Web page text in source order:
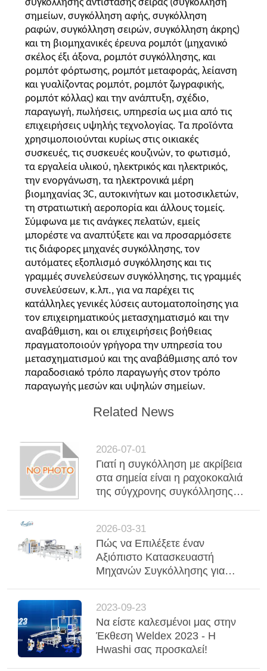
συγκόλλησης αντίστασης σειράς (συγκόλληση
σημείων, συγκόλληση αφής, συγκόλληση
ραφών, συγκόλληση σειρών, συγκόλληση άκρης)
και τη βιομηχανικές έρευνα ρομπότ (μηχανικό
σκέλος έξι άξονα, ρομπότ συγκόλλησης, και
ρομπότ φόρτωσης, ρομπότ μεταφοράς, λείανση
και γυαλίζοντας ρομπότ, ρομπότ ζωγραφικής,
ρομπότ κόλλας) και την ανάπτυξη, σχέδιο,
παραγωγή, πωλήσεις, υπηρεσία ως μια από τις
επιχειρήσεις υψηλής τεχνολογίας. Τα προϊόντα
χρησιμοποιούνται κυρίως στις οικιακές
συσκευές, τις συσκευές κουζινών, το φωτισμό,
τα εργαλεία υλικού, ηλεκτρικός και ηλεκτρικός,
την ενοργάνωση, τα ηλεκτρονικά μέρη
βιομηχανίας 3C, αυτοκινήτων και μοτοσικλετών,
τη στρατιωτική αεροπορία και άλλους τομείς.
Σύμφωνα με τις ανάγκες πελατών, εμείς
μπορέστε να αναπτύξετε και να προσαρμόσετε
τις διάφορες μηχανές συγκόλλησης, τον
αυτόματες εξοπλισμό συγκόλλησης και τις
γραμμές συνελεύσεων συγκόλλησης, τις γραμμές
συνελεύσεων, κ.λπ., για να παρέχει τις
κατάλληλες γενικές λύσεις αυτοματοποίησης για
τον επιχειρηματικούς μετασχηματισμό και την
αναβάθμιση, και οι επιχειρήσεις βοήθειας
πραγματοποιούν γρήγορα την υπηρεσία του
μετασχηματισμού και της αναβάθμισης από τον
παραδοσιακό τρόπο παραγωγής στον τρόπο
παραγωγής μεσών και υψηλών σημείων.
Related News
2026-07-01
Γιατί η συγκόλληση με ακρίβεια
στα σημεία είναι η ραχοκοκαλιά
της σύγχρονης συγκόλλησης
βιομηχανία
2026-03-31
Πώς να Επιλέξετε έναν
Αξιόπιστο Κατασκευαστή
Μηχανών Συγκόλλησης για
και Συγκόλληση Πλέγματος
2023-09-23
Να είστε καλεσμένοι μας στην
Έκθεση Weldex 2023 - Η
Hwashi σας προσκαλεί!